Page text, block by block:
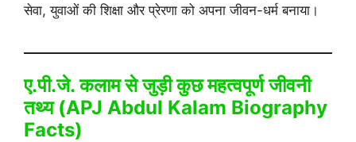
सेवा, युवाओं की शिक्षा और प्रेरणा को अपना जीवन-धर्म बनाया।
ए.पी.जे. कलाम से जुड़ी कुछ महत्वपूर्ण जीवनी
तथ्य (APJ Abdul Kalam Biography
Facts)